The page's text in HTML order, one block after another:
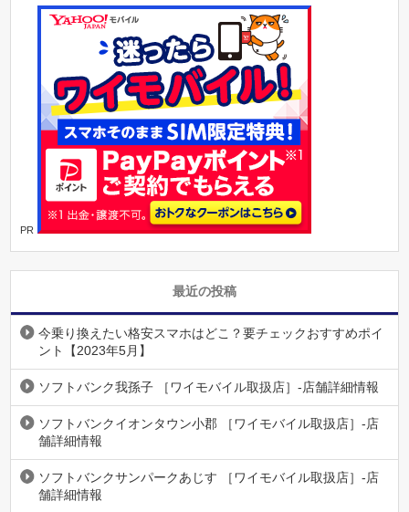
PR
最近の投稿
今乗り換えたい格安スマホはどこ？要チェックおすすめポイ
ント【2023年5月】
ソフトバンク我孫子 ［ワイモバイル取扱店］-店舗詳細情報
ソフトバンクイオンタウン小郡 ［ワイモバイル取扱店］-店
舗詳細情報
ソフトバンクサンパークあじす ［ワイモバイル取扱店］-店
舗詳細情報